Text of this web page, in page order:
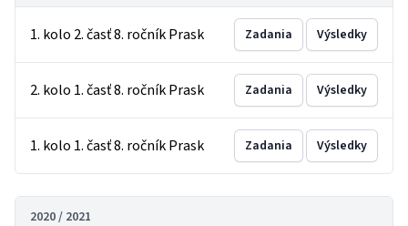
1. kolo 2. časť 8. ročník Prask Zadania Výsledky
2. kolo 1. časť 8. ročník Prask Zadania Výsledky
1. kolo 1. časť 8. ročník Prask Zadania Výsledky
2020 / 2021